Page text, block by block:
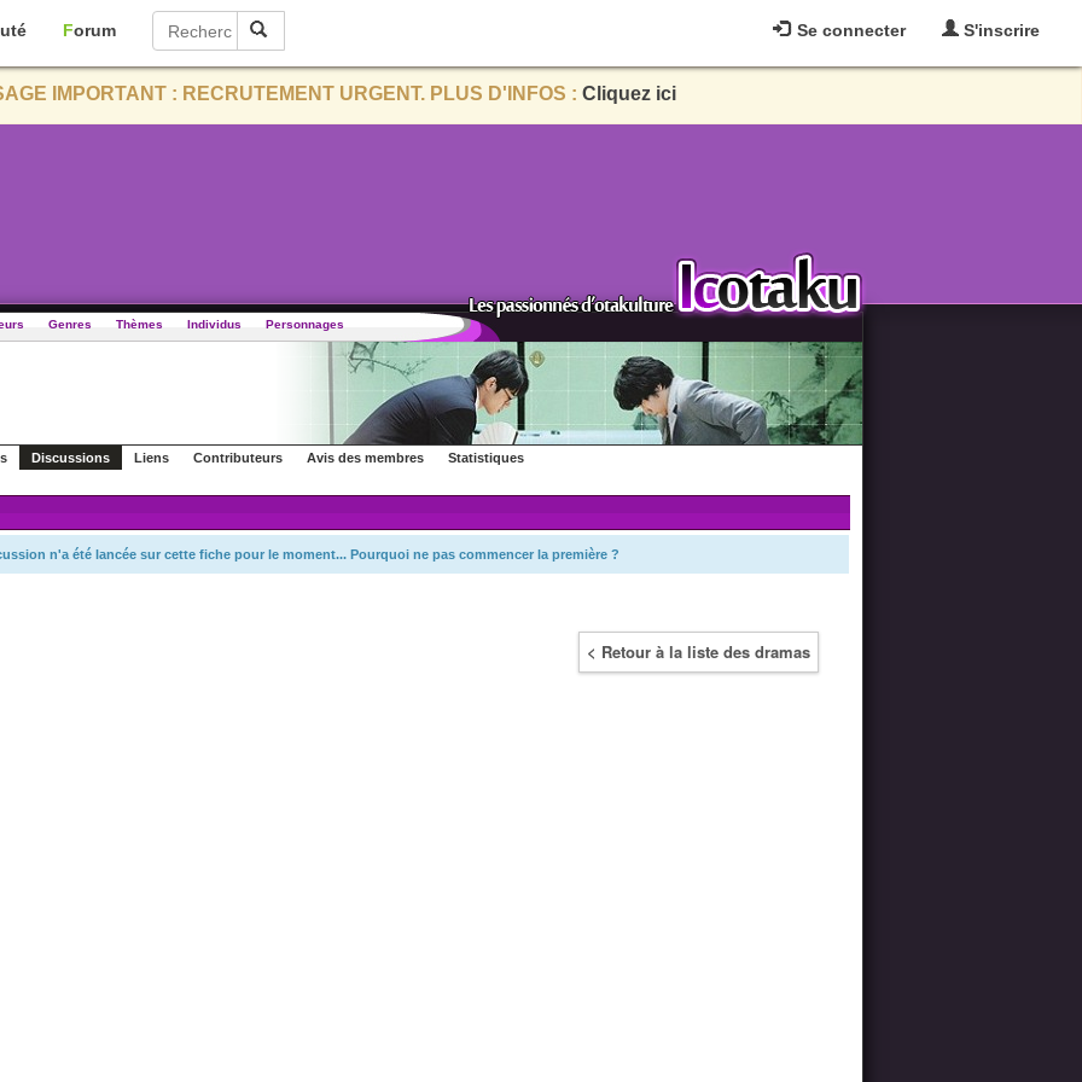
Se connecter S'inscrire
Forum
IMPORTANT : RECRUTEMENT URGENT. PLUS D'INFOS : Cliquez ici
Genres Thèmes Individus Personnages
Discussions Liens Contributeurs Avis des membres Statistiques
n'a été lancée sur cette fiche pour le moment... Pourquoi ne pas commencer la première ?
< Retour à la liste des dramas